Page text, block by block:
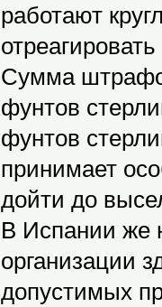
работают
Сумма
фунтов
фунтов
принимает
дойти до
В Испании же
организации
допустимых